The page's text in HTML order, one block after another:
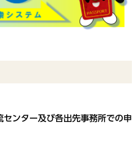
ンター及び各出先事務所での申